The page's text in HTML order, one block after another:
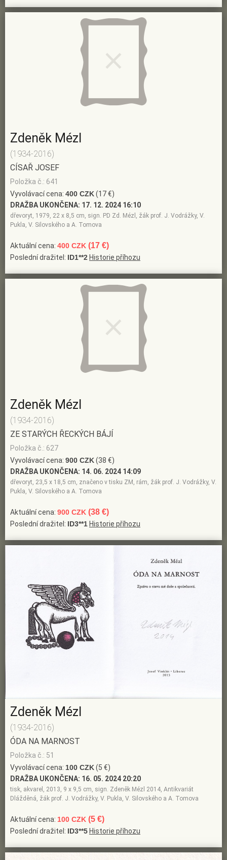
Zdeněk Mézl
(1934-2016)
CÍSAŘ JOSEF
Položka č.: 641
Vyvolávací cena: 400 CZK(17 €)
DRAŽBA UKONČENA: 17. 12. 2024 16:10
dřevoryt, 1979, 22 x 8,5 cm, sign. PD Zd. Mézl, žák prof. J. Vodrážky, V.
Pukla, V. Silovského a A. Tomova
Aktuální cena: 400 CZK (17 €)
Poslední dražitel: ID1**2 Historie příhozu
Zdeněk Mézl
(1934-2016)
ZE STARÝCH ŘECKÝCH BÁJÍ
Položka č.: 627
Vyvolávací cena: 900 CZK(38 €)
DRAŽBA UKONČENA: 14. 06. 2024 14:09
dřevoryt, 23,5 x 18,5 cm, značeno v tisku ZM, rám, žák prof. J. Vodrážky, V.
Pukla, V. Silovského a A. Tomova
Aktuální cena: 900 CZK (38 €)
Poslední dražitel: ID3**1 Historie příhozu
Zdeněk Mézl
(1934-2016)
ÓDA NA MARNOST
Položka č.: 51
Vyvolávací cena: 100 CZK(5 €)
DRAŽBA UKONČENA: 16. 05. 2024 20:20
tisk, akvarel, 2013, 9 x 9,5 cm, sign. Zdeněk Mézl 2014, Antikvariát
Dlážděná, žák prof. J. Vodrážky, V. Pukla, V. Silovského a A. Tomova
Aktuální cena: 100 CZK (5 €)
Poslední dražitel: ID3**5 Historie příhozu